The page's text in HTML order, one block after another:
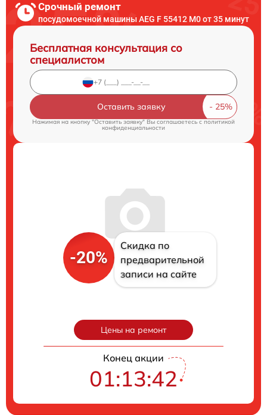
Срочный ремонт
посудомоечной машины AEG F 55412 M0 от 35 минут
Бесплатная консультация со
специалистом
Оставить заявку
Нажимая на кнопку "Оставить заявку" Вы соглашаетесь cполитикой
конфиденциальности
-20%
Скидка по
предварительной
записи на сайте
Цены на ремонт
Конец акции
01:13:41